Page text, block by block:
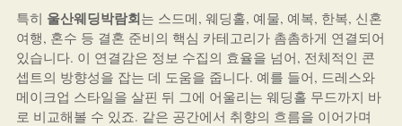
특히 울산웨딩박람회는 스드메, 웨딩홀, 예물, 예복, 한복, 신혼
여행, 혼수 등 결혼 준비의 핵심 카테고리가 촘촘하게 연결되어
있습니다. 이 연결감은 정보 수집의 효율을 넘어, 전체적인 콘
셉트의 방향성을 잡는 데 도움을 줍니다. 예를 들어, 드레스와
메이크업 스타일을 살핀 뒤 그에 어울리는 웨딩홀 무드까지 바
로 비교해볼 수 있죠. 같은 공간에서 취향의 흐름을 이어가며